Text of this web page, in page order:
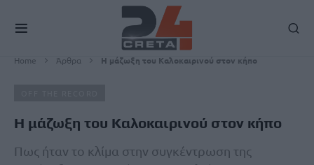
Home Άρθρα Η μάζωξη του Καλοκαιρινού στον κήπο
Η μάζωξη του Καλοκαιρινού στον κήπο
Πως ήταν το κλίμα στην συγκέντρωση της